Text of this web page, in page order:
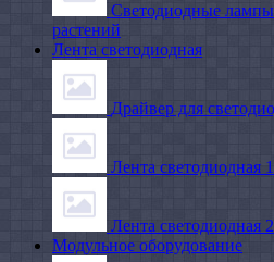
Светодиодные
растений
Лента светодиодная
Драйвер для
Лента светодиодная
Лента светодиодная
Модульное оборудование